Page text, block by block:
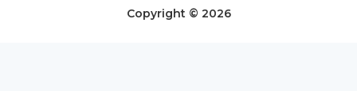
Copyright © 2026